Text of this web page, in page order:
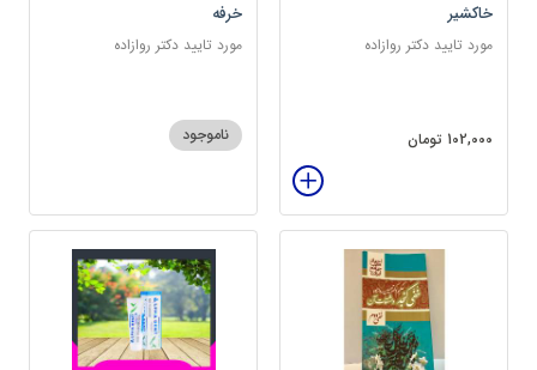
خاکشیر
مورد تایید دکتر روازاده
102,000 تومان
خرفه
مورد تایید دکتر روازاده
ناموجود